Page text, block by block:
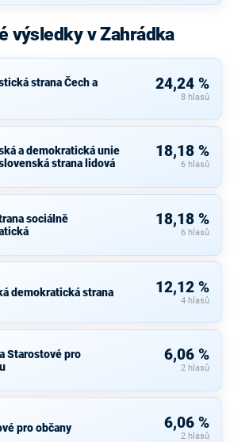
výsledky v Zahrádka
strana Čech a
24,24 %
8 hlasů
a demokratická unie
strana lidová
18,18 %
6 hlasů
sociálně
18,18 %
6 hlasů
demokratická strana 12,12 %
4 hlasů
Starostové pro
6,06 %
2 hlasů
pro občany 6,06 %
2 hlasů